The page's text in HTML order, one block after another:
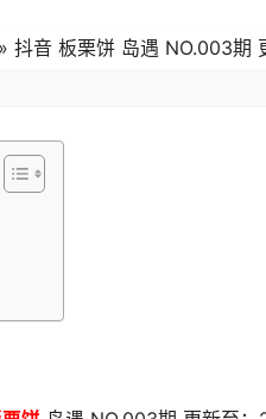
» 抖音 板栗饼 岛遇 NO.003期